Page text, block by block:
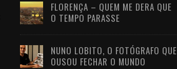
FLORENÇA – QUEM ME DERA QUE
O TEMPO PARASSE
NUNO LOBITO, O FOTÓGRAFO QUE
OUSOU FECHAR O MUNDO